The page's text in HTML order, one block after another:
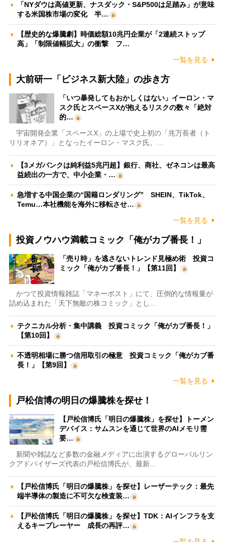
「NYダウは高値更新、ナスダック・S&P500は足踏み」が意味
する米国株市場の変化 半…
【歴史的な爆騰劇】時価総額10兆円企業が「2連続ストップ
高」「制限値幅拡大」の衝撃 フ…
一覧を見る
大前研一「ビジネス新大陸」の歩き方
「いつ暴発してもおかしくはない」イーロン・マ
スク氏とスペースXが抱えるリスクの数々「絶対
的…
宇宙開発企業「スペースX」の上場で史上初の「兆万長者（ト
リリオネア）」となったイーロン・マスク氏。…
【3メガバンクは純利益5兆円超】銀行、商社、ゼネコンは最高
益続出の一方で、中小企業・…
急増する中国企業の“国籍ロンダリング” SHEIN、TikTok、
Temu…本社機能を海外に移転させ…
一覧を見る
投資ノウハウ満載コミック「俺がカブ番長！」
「売り時」を逃さないトレンド見極め術 投資コ
ミック「俺がカブ番長！」【第11回】
かつて投資情報雑誌「マネーポスト」にて、圧倒的な情報量が
詰め込まれた「天下無敵の株コミック」とし…
テクニカル分析・集中講義 投資コミック「俺がカブ番長！」
【第10回】
不透明相場に勝つ信用取引の極意 投資コミック「俺がカブ番
長！」【第9回】
一覧を見る
戸松信博の明日の爆騰株を探せ！
【戸松信博氏「明日の爆騰株」を探せ】トーメン
デバイス：サムスンを通じて世界のAIメモリ需
要…
新聞や雑誌など多数の金融メディアに出演するグローバルリン
クアドバイザーズ代表の戸松信博氏が、最新…
【戸松信博氏「明日の爆騰株」を探せ】レーザーテック：最先
端半導体の製造に不可欠な検査装…
【戸松信博氏「明日の爆騰株」を探せ】TDK：AIインフラを支
えるキープレーヤー 成長の再評…